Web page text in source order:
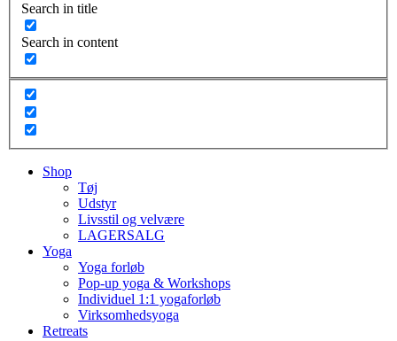
Search in title
Search in content
Shop
Tøj
Udstyr
Livsstil og velvære
LAGERSALG
Yoga
Yoga forløb
Pop-up yoga & Workshops
Individuel 1:1 yogaforløb
Virksomhedsyoga
Retreats